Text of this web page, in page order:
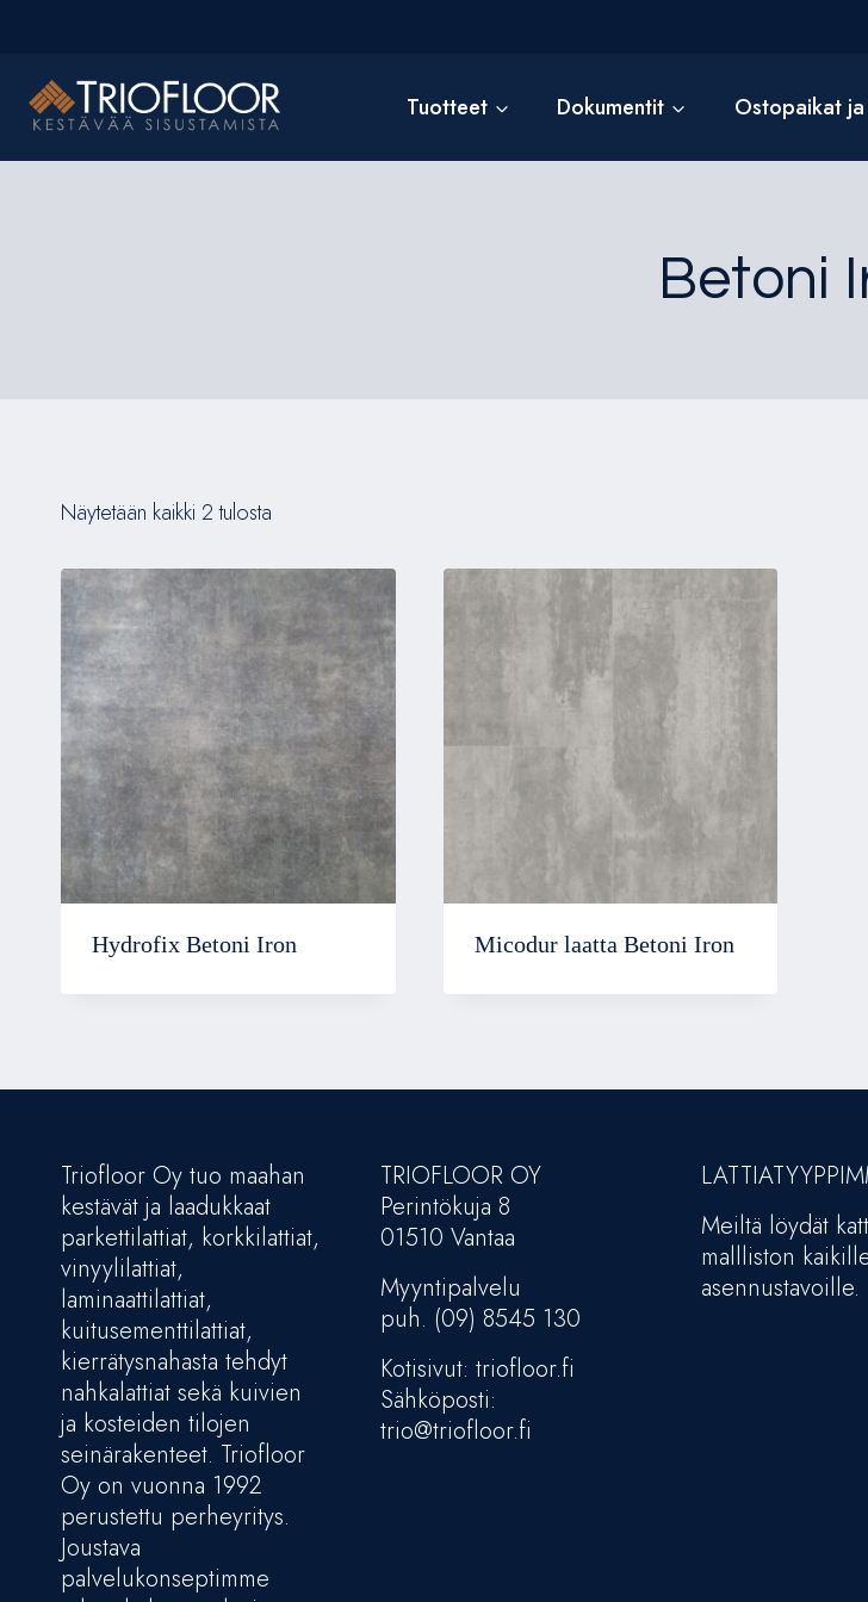
Tuotteet Dokumentit Ostopaikat
Betoni
Näytetään kaikki 2 tulosta
Hydrofix Betoni Iron Micodur laatta Betoni Iron
Triofloor Oy tuo maahan
kestävät ja laadukkaat
parkettilattiat, korkkilattiat,
vinyylilattiat,
laminaattilattiat,
kuitusementtilattiat,
kierrätysnahasta tehdyt
nahkalattiat sekä kuivien
ja kosteiden tilojen
seinärakenteet. Triofloor
Oy on vuonna 1992
perustettu perheyritys.
Joustava
palvelukonseptimme
TRIOFLOOR OY
Perintökuja 8
01510 Vantaa
Myyntipalvelu
puh. (09) 8545 130
Kotisivut: triofloor.fi
Sähköposti:
trio@triofloor.fi
Meiltä löydät
mallliston
asennustavoille.